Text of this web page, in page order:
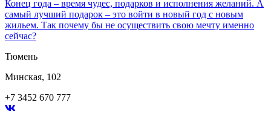
Конец года – время чудес, подарков и исполнения желаний. А
самый лучший подарок – это войти в новый год с новым
жильем. Так почему бы не осуществить свою мечту именно
сейчас?
Тюмень
Минская, 102
+7 3452 670 777